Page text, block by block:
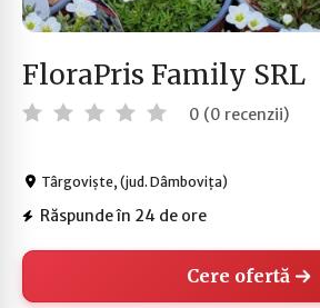
FloraPris Family SRL
0 (0 recenzii)
Târgoviște, (jud. Dâmbovița)
Răspunde în 24 de ore
Cere ofertă